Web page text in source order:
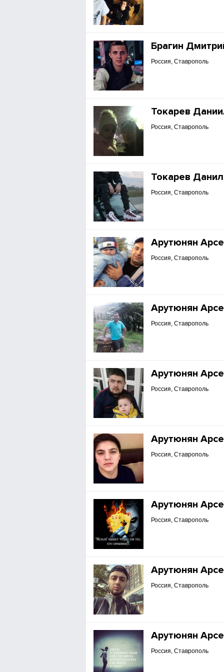
Брагин
Россия, Ставрополь
Токарев
Россия, Ставрополь
Токарев Данил
Россия, Ставрополь
Арутюнян
Россия, Ставрополь
Арутюнян
Россия, Ставрополь
Арутюнян
Россия, Ставрополь
Арутюнян
Россия, Ставрополь
Арутюнян
Россия, Ставрополь
Арутюнян
Россия, Ставрополь
Арутюнян
Россия, Ставрополь